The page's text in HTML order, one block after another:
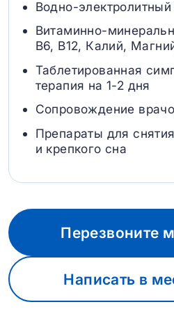
Водно-
Витаминно-
B6, В12, Калий,
Таблетированная
терапия на 1-2 дня
Сопровождение
Препараты для
и крепкого сна
Перезвоните
Написать в